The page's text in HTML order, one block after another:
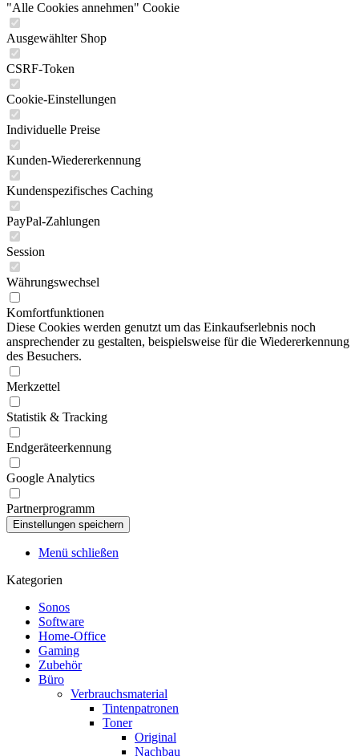
"Alle Cookies annehmen" Cookie
Ausgewählter Shop
CSRF-Token
Cookie-Einstellungen
Individuelle Preise
Kunden-Wiedererkennung
Kundenspezifisches Caching
PayPal-Zahlungen
Session
Währungswechsel
Komfortfunktionen
Diese Cookies werden genutzt um das Einkaufserlebnis noch
ansprechender zu gestalten, beispielsweise für die Wiedererkennung
des Besuchers.
Merkzettel
Statistik & Tracking
Endgeräteerkennung
Google Analytics
Partnerprogramm
Menü schließen
Kategorien
Sonos
Software
Home-Office
Gaming
Zubehör
Büro
Verbrauchsmaterial
Tintenpatronen
Toner
Original
Nachbau